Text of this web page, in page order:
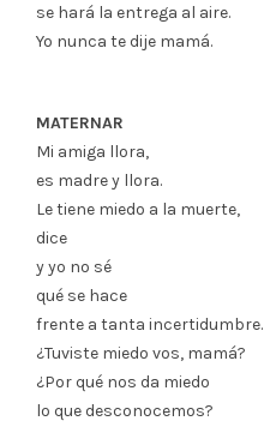
se hará la entrega al aire.
Yo nunca te dije mamá.
MATERNAR
Mi amiga llora,
es madre y llora.
Le tiene miedo a la muerte,
dice
y yo no sé
qué se hace
frente a tanta incertidumbre.
¿Tuviste miedo vos, mamá?
¿Por qué nos da miedo
lo que desconocemos?